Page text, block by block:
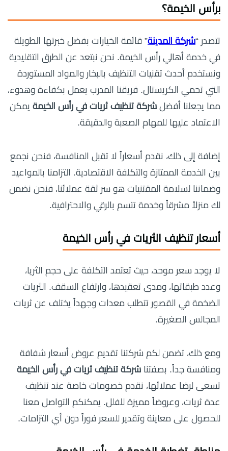
برأس الخيمة؟
تتصدر “شركة المدينة” قائمة الخيارات بفضل خبرتها الطويلة
في خدمة أهالي رأس الخيمة. نحن نبتعد عن الطرق التقليدية
ونستخدم أحدث تقنيات التنظيف بالبخار والمواد المستوردة
التي تحمي الكريستال. فريقنا المدرب يعمل بكفاءة وهدوء،
مما يجعلنا أفضل شركة تنظيف ثريات في رأس الخيمة يمكن
الاعتماد عليها للمهام الصعبة والدقيقة.
إضافة إلى ذلك، نقدم أسعاراً لا تقبل المنافسة، فنحن نجمع
بين الخدمة الممتازة والتكلفة الاقتصادية. التزامنا بالمواعيد
وضماننا لسلامة المقتنيات هو سر ثقة عملائنا، فنحن نضمن
لك منزلاً مشرقاً وخدمة تتسم بالرقي والاحترافية.
أسعار تنظيف الثريات في رأس الخيمة
لا يوجد سعر موحد، حيث تعتمد التكلفة على حجم الثريا،
وعدد طبقاتها، ومدى تعقيدها، وارتفاع السقف. الثريات
الضخمة في القصور تتطلب معدات وجهداً يختلف عن ثريات
المجالس الصغيرة.
ومع ذلك، تضمن لكم شركتنا تقديم عروض أسعار شفافة
ومنافسة جداً. بصفتنا شركة تنظيف ثريات في رأس الخيمة
تسعى لرضا عملائها، نقدم خصومات خاصة عند تنظيف
عدة ثريات، وعروضاً مميزة للفلل. يمكنكم التواصل معنا
للحصول على معاينة وتقدير للسعر فوراً دون أي التزامات.